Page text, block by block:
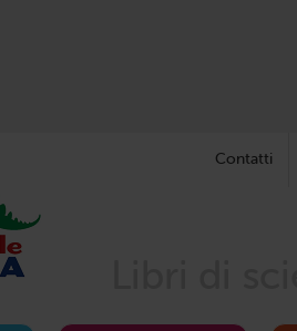
Contatti